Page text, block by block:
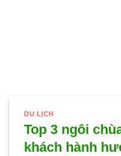
DU LỊCH
Top 3 ngôi
khách hành